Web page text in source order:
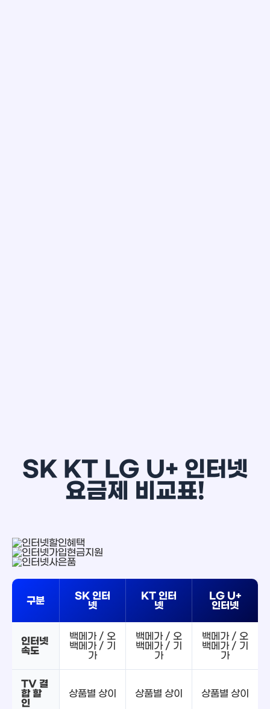
SK KT LG U+ 인터넷
요금제 비교표!
구분
SK 인터
넷
KT 인터
넷
LG U+
인터넷
인터넷
속도
백메가 / 오
백메가 / 기
가
백메가 / 오
백메가 / 기
가
백메가 / 오
백메가 / 기
가
TV 결
합 할
인
상품별 상이 상품별 상이 상품별 상이